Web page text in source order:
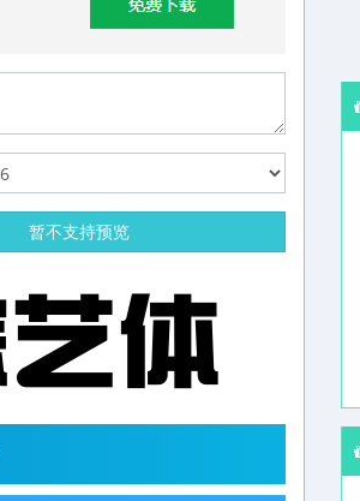
暂不支持预览